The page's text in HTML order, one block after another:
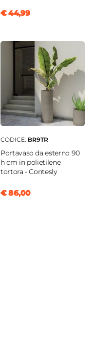
€ 44,99
CODICE: BR9TR
Portavaso da esterno 90
h cm in polietilene
tortora - Contesly
€ 86,00